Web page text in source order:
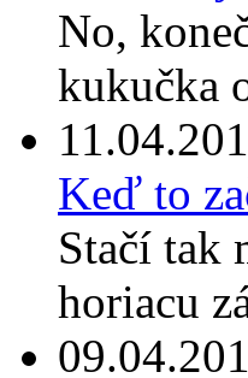
No,
kukučka
Keď to
Stačí tak
horiacu